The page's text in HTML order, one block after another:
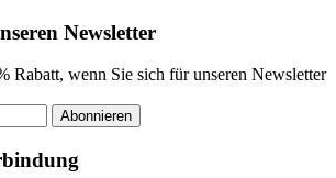
Newsletter
Rabatt, wenn Sie sich für unseren Newsletter
Abonnieren